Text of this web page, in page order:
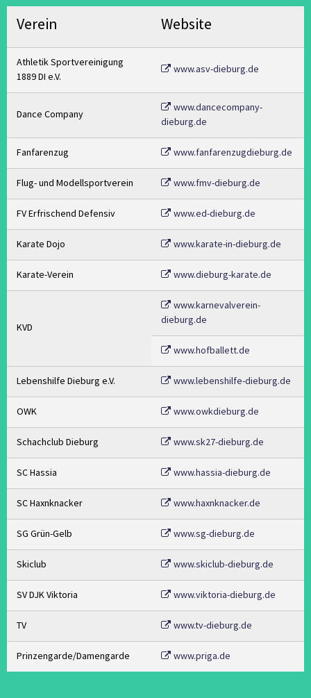
Verein Website
Athletik Sportvereinigung
1889 DI e.V.
www.asv-dieburg.de
Dance Company
www.dancecompany-
dieburg.de
Fanfarenzug www.fanfarenzugdieburg.de
Flug- und Modellsportverein www.fmv-dieburg.de
FV Erfrischend Defensiv www.ed-dieburg.de
Karate Dojo www.karate-in-dieburg.de
Karate-Verein www.dieburg-karate.de
KVD
www.karnevalverein-
dieburg.de
www.hofballett.de
Lebenshilfe Dieburg e.V. www.lebenshilfe-dieburg.de
OWK www.owkdieburg.de
Schachclub Dieburg www.sk27-dieburg.de
SC Hassia www.hassia-dieburg.de
SC Haxnknacker www.haxnknacker.de
SG Grün-Gelb www.sg-dieburg.de
Skiclub www.skiclub-dieburg.de
SV DJK Viktoria www.viktoria-dieburg.de
TV www.tv-dieburg.de
Prinzengarde/Damengarde www.priga.de